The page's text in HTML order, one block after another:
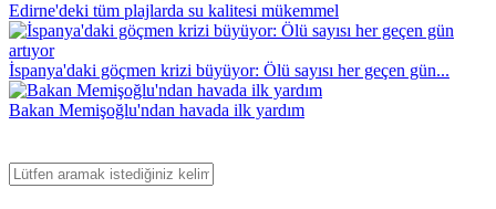
Edirne'deki tüm plajlarda su kalitesi mükemmel
İspanya'daki göçmen krizi büyüyor: Ölü sayısı her geçen gün...
Bakan Memişoğlu'ndan havada ilk yardım